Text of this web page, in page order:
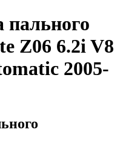
пального
Z06 6.2i V8
2005-